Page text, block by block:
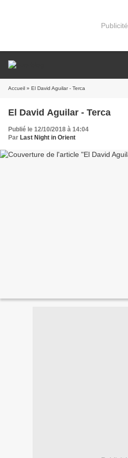
Publicité
Accueil » El David Aguilar - Terca
El David Aguilar - Terca
Publié le 12/10/2018 à 14:04
Par Last Night in Orient